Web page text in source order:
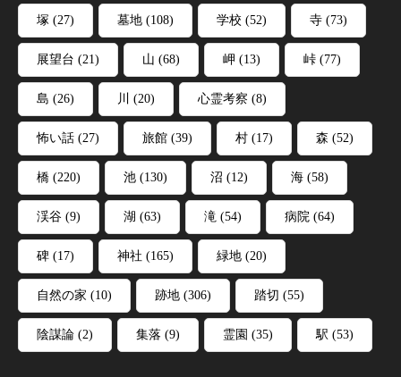
塚 (27) 墓地 (108) 学校 (52) 寺 (73)
展望台 (21) 山 (68) 岬 (13) 峠 (77)
島 (26) 川 (20) 心霊考察 (8)
怖い話 (27) 旅館 (39) 村 (17) 森 (52)
橋 (220) 池 (130) 沼 (12) 海 (58)
渓谷 (9) 湖 (63) 滝 (54) 病院 (64)
碑 (17) 神社 (165) 緑地 (20)
自然の家 (10) 跡地 (306) 踏切 (55)
陰謀論 (2) 集落 (9) 霊園 (35) 駅 (53)